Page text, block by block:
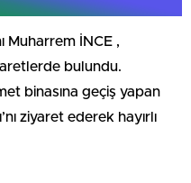
Muharrem İNCE ,
bulundu.
binasına geçiş yapan
ziyaret ederek hayırlı